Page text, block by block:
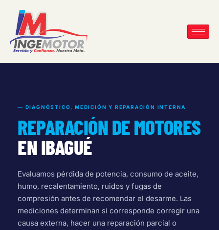
— DIAGNÓSTICO, MEDICIÓN Y REPARACIÓN INTERNA
REPARACIÓN DE MOTORES
EN IBAGUÉ
Evaluamos pérdida de potencia, consumo de aceite,
humo, recalentamiento, ruidos y fugas de
compresión antes de recomendar el desarme. Las
mediciones determinan si corresponde corregir una
causa externa, hacer una reparación parcial o